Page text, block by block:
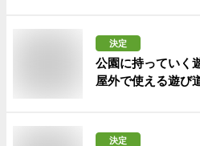
決定
公園に持っていく
屋外で使える遊び
決定